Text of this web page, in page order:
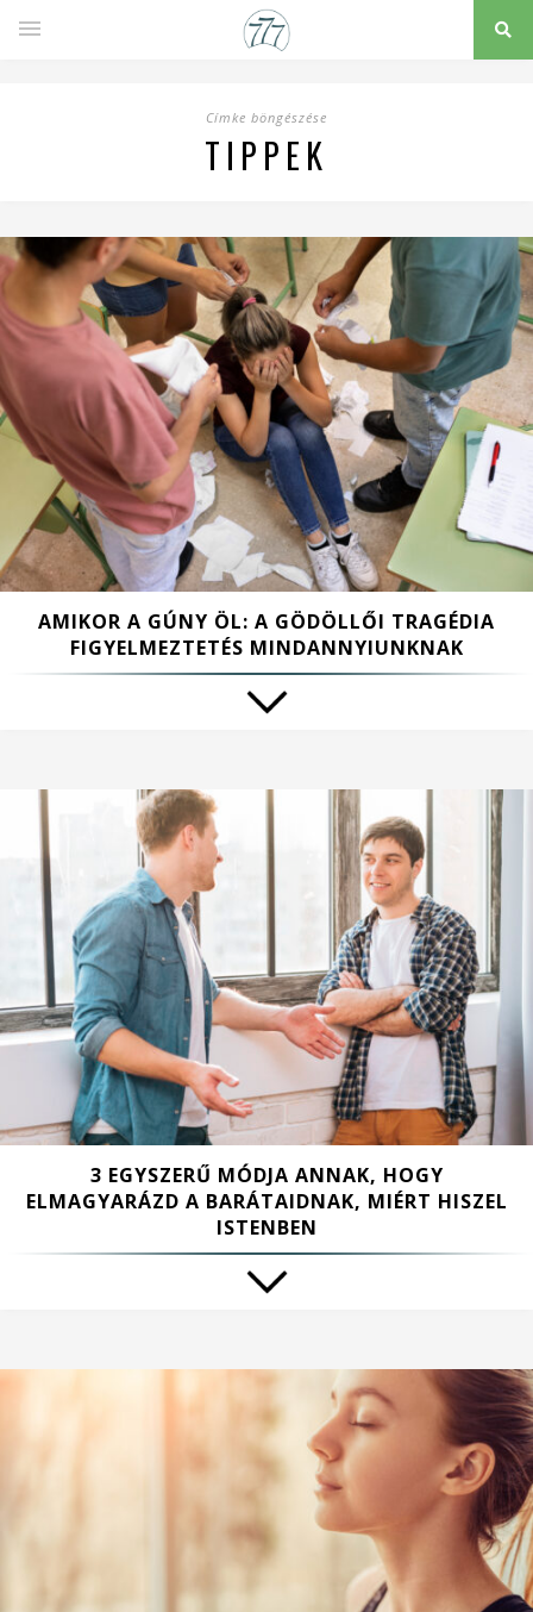
Címke böngészése
TIPPEK
AMIKOR A GÚNY ÖL: A GÖDÖLLŐI TRAGÉDIA
FIGYELMEZTETÉS MINDANNYIUNKNAK
3 EGYSZERŰ MÓDJA ANNAK, HOGY
ELMAGYARÁZD A BARÁTAIDNAK, MIÉRT HISZEL
ISTENBEN